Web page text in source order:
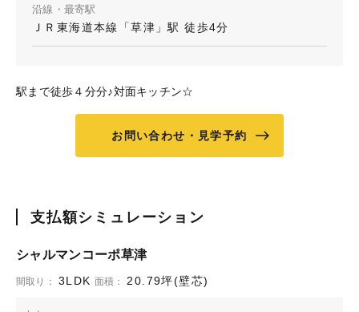
沿線・最寄駅
ＪＲ東海道本線「草津」駅 徒歩4分
駅まで徒歩４分分♪対面キッチン☆
お問い合わせ・見学予約
支払額シミュレーション
シャルマンコーポ草津
間取り： 3LDK 面積： 20.79坪(壁芯)